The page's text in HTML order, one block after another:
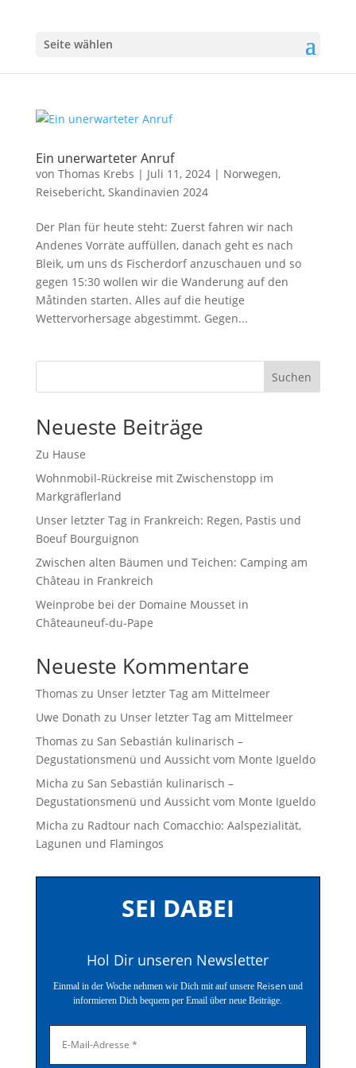
Seite wählen
Ein unerwarteter Anruf
von Thomas Krebs | Juli 11, 2024| Norwegen,
Reisebericht, Skandinavien 2024
Der Plan für heute steht: Zuerst fahren wir nach
Andenes Vorräte auffüllen, danach geht es nach
Bleik, um uns ds Fischerdorf anzuschauen und so
gegen 15:30 wollen wir die Wanderung auf den
Måtinden starten. Alles auf die heutige
Wettervorhersage abgestimmt. Gegen...
Suchen
Neueste Beiträge
Zu Hause
Wohnmobil-Rückreise mit Zwischenstopp im
Markgräflerland
Unser letzter Tag in Frankreich: Regen, Pastis und
Boeuf Bourguignon
Zwischen alten Bäumen und Teichen: Camping am
Château in Frankreich
Weinprobe bei der Domaine Mousset in
Châteauneuf-du-Pape
Neueste Kommentare
Thomas zu Unser letzter Tag am Mittelmeer
Uwe Donath zu Unser letzter Tag am Mittelmeer
Thomas zu San Sebastián kulinarisch –
Degustationsmenü und Aussicht vom Monte Igueldo
Micha zu San Sebastián kulinarisch –
Degustationsmenü und Aussicht vom Monte Igueldo
Micha zu Radtour nach Comacchio: Aalspezialität,
Lagunen und Flamingos
SEI DABEI
Hol Dir unseren Newsletter
Einmal in der Woche nehmen wir Dich mit auf unsere Reisenund
informieren Dich bequem per Email über neue Beiträge.